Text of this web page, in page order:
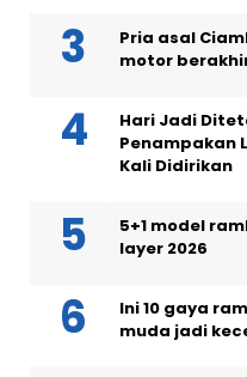
Pria asal
motor
Hari Jadi
Penampakan
Kali Didirikan
5+1 model
layer 2026
Ini 10 gaya
muda jadi